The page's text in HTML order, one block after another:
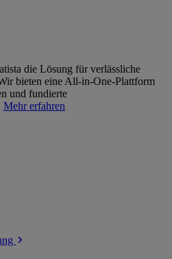
die Lösung für verlässliche
bieten eine All-in-One-Plattform
und fundierte
Mehr erfahren